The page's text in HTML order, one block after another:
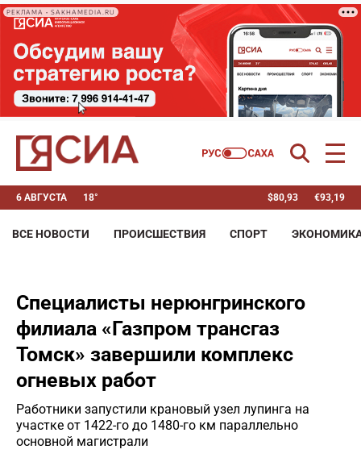
РЕКЛАМА • SAKHAMEDIA.RU
6 АВГУСТА 18° $80,93 €93,19
ВСЕ НОВОСТИ ПРОИСШЕСТВИЯ СПОРТ
Специалисты нерюнгринского
филиала «Газпром трансгаз
Томск» завершили комплекс
огневых работ
Работники запустили крановый узел лупинга на
участке от 1422-го до 1480-го км параллельно
основной магистрали